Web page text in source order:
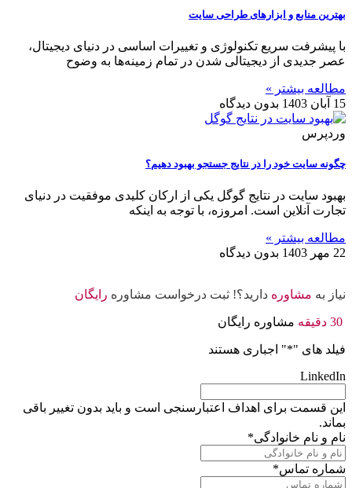
بهترین منابع و ابزارهای طراحی سایت
با پیشرفت سریع تکنولوژی و تغییرات اساسی در دنیای دیجیتال،
عصر جدیدی از دیجیتالی شدن در تمام زمینه‌ها به وضوح
مطالعه بیشتر »
15 آبان 1403
بدون دیدگاه
وردپرس
چگونه سایت خود را در نتایج جستجو بهبود دهیم؟
بهبود سایت در نتایج گوگل یکی از ارکان کلیدی موفقیت در دنیای
تجارت آنلاین است. امروزه، با توجه به اینکه
مطالعه بیشتر »
22 مهر 1403
بدون دیدگاه
نیاز به مشاوره دارید؟! ثبت درخواست مشاوره رایگان
مشاوره رایگان
فیلد های "*" اجباری هستند
LinkedIn
این قسمت برای اهداف اعتبارسنجی است و باید بدون تغییر باقی
بماند.
نام و نام خانوادگی*
شماره تماس*